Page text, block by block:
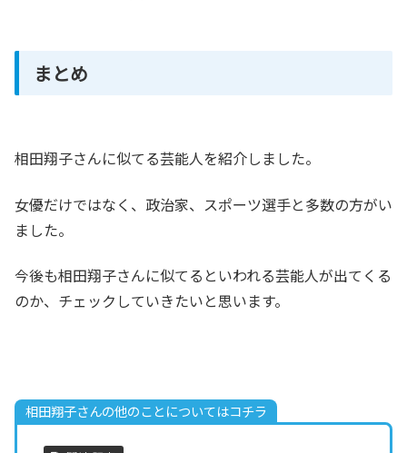
まとめ
相田翔子さんに似てる芸能人を紹介しました。
女優だけではなく、政治家、スポーツ選手と多数の方がい
ました。
今後も相田翔子さんに似てるといわれる芸能人が出てくる
のか、チェックしていきたいと思います。
相田翔子さんの他のことについてはコチラ